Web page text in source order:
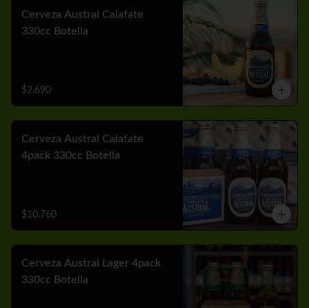
Cerveza Austral Calafate
330cc Botella
$2.690
Cerveza Austral Calafate
4pack 330cc Botella
$10.760
Cerveza Austral Lager 4pack
330cc Botella